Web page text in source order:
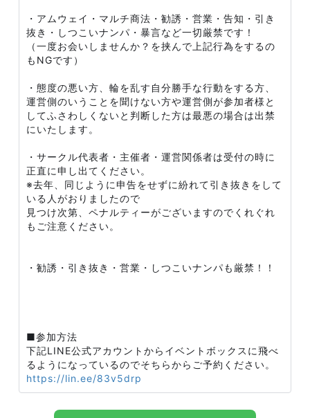
・アムウェイ・マルチ商法・勧誘・営業・告知・引き
抜き・しつこいナンパ・暴言など一切厳禁です！
（一度お会いしませんか？を挟んで上記行為をするの
もNGです）
・態度の悪い方、輪を乱す自分勝手な行動をする方、
運営側のいうことを聞けない方や運営側が参加者様と
してふさわしくないと判断した方は最悪の場合は出禁
にいたします。
・サークル代表者・主催者・運営関係者は受付の時に
正直に申し出てください。
※去年、同じように申告をせずに紛れて引き抜きをして
いる人がおりましたので
見つけ次第、ペナルティーがございますのでくれぐれ
もご注意ください。
・勧誘・引き抜き・営業・しつこいナンパも厳禁！！
■参加方法
下記LINE公式アカウントからイベントボックスに飛べ
るようになっているのでそちらからご予約ください。
https://lin.ee/83v5drp